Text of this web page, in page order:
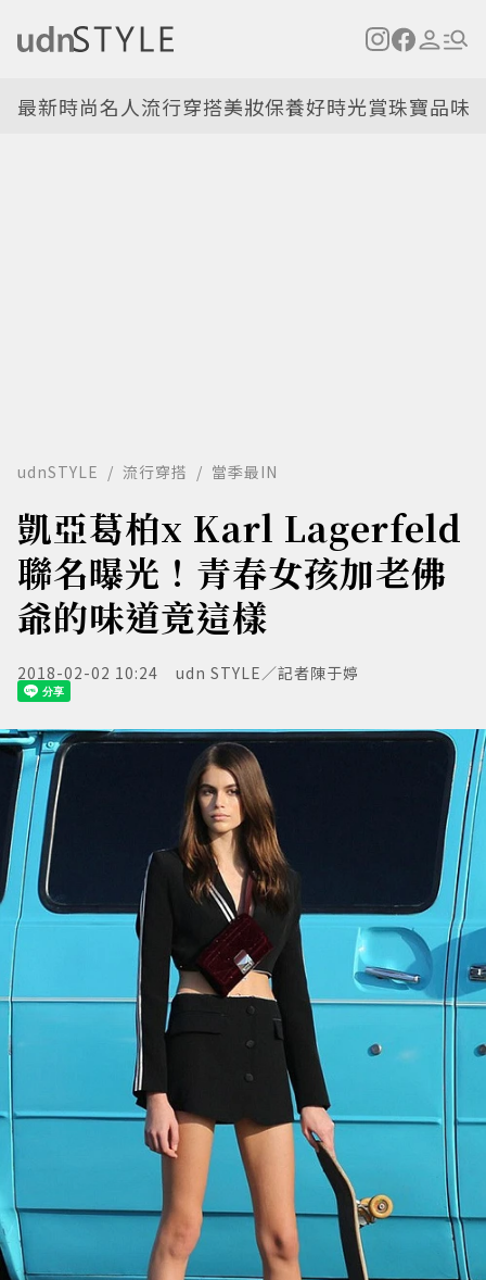
最新時尚名人流行穿搭美妝保養好時光賞珠寶品味
udnSTYLE 流行穿搭 當季最IN
凱亞葛柏x Karl Lagerfeld
聯名曝光！青春女孩加老佛
爺的味道竟這樣
2018-02-02 10:24 udn STYLE／記者陳于婷